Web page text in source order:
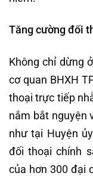
Tăng cường đối
Không chỉ dừng
cơ quan BHXH
thoại trực tiếp
nắm bắt nguyện
như tại Huyện
đối thoại chính
của hơn 300 đại